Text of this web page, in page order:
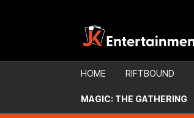
HOME RIFTBOUND
MAGIC: THE GATHERING